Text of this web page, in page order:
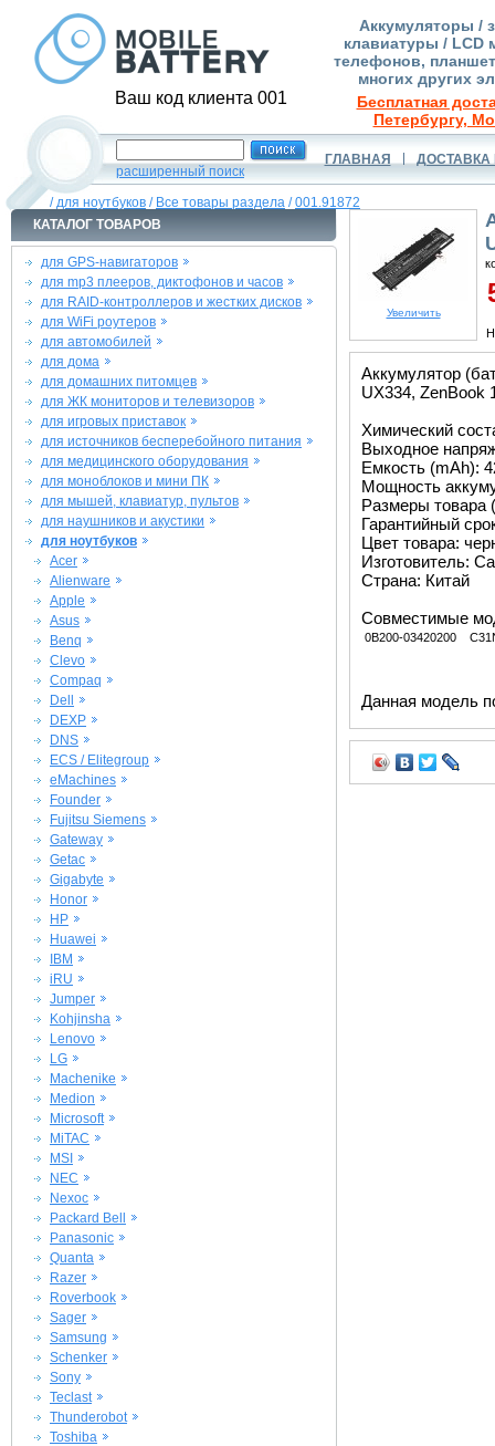
Ваш код клиента 001
Аккумуляторы /
клавиатуры / LCD
телефонов,
многих других
Бесплатная
Петербургу,
расширенный поиск
ГЛАВНАЯ ДОСТАВКА
/для ноутбуков / Все товары раздела /001.91872
КАТАЛОГ ТОВАРОВ
для GPS-навигаторов
для mp3 плееров, диктофонов и часов
для RAID-контроллеров и жестких дисков
для WiFi роутеров
для автомобилей
для дома
для домашних питомцев
для ЖК мониторов и телевизоров
для игровых приставок
для источников бесперебойного питания
для медицинского оборудования
для моноблоков и мини ПК
для мышей, клавиатур, пультов
для наушников и акустики
для ноутбуков
Acer
Alienware
Apple
Asus
Benq
Clevo
Compaq
Dell
DEXP
DNS
ECS / Elitegroup
eMachines
Founder
Fujitsu Siemens
Gateway
Getac
Gigabyte
Honor
HP
Huawei
IBM
iRU
Jumper
Kohjinsha
Lenovo
LG
Machenike
Medion
Microsoft
MiTAC
MSI
NEC
Nexoc
Packard Bell
Panasonic
Quanta
Razer
Roverbook
Sager
Samsung
Schenker
Sony
Teclast
Thunderobot
Toshiba
Увеличить
Аккумулятор
UX334, ZenBook
Химический
Выходное
Емкость (mAh):
Мощность
Размеры товара
Гарантийный
Цвет товара:
Изготовитель:
Страна: Китай
Совместимые
0B200-03420200
Данная модель